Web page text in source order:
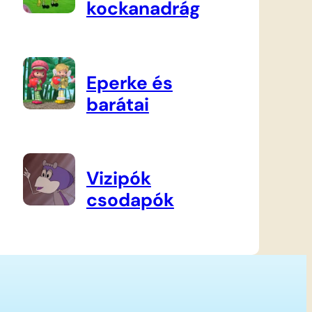
kockanadrág
Eperke és
barátai
Vizipók
csodapók